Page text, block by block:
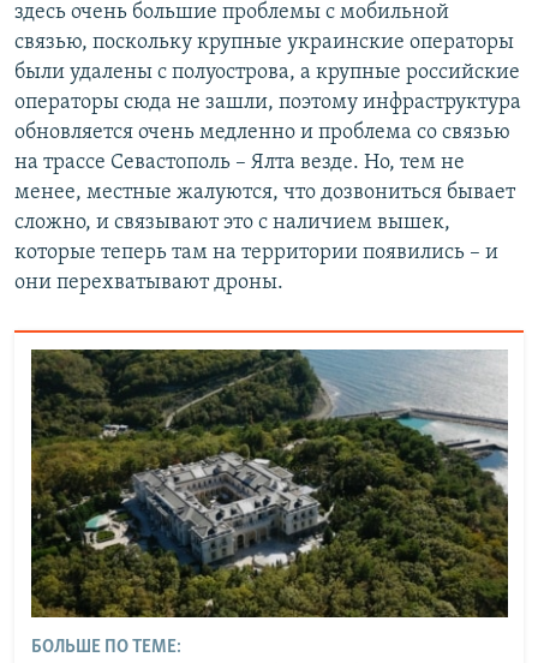
здесь очень большие проблемы с мобильной
связью, поскольку крупные украинские операторы
были удалены с полуострова, а крупные российские
операторы сюда не зашли, поэтому инфраструктура
обновляется очень медленно и проблема со связью
на трассе Севастополь – Ялта везде. Но, тем не
менее, местные жалуются, что дозвониться бывает
сложно, и связывают это с наличием вышек,
которые теперь там на территории появились – и
они перехватывают дроны.
БОЛЬШЕ ПО ТЕМЕ: